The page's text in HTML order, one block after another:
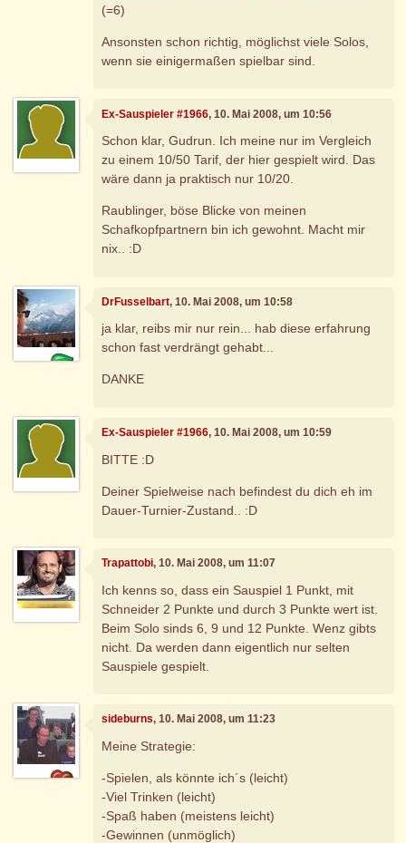
(=6)
Ansonsten schon richtig, möglichst viele Solos,
wenn sie einigermaßen spielbar sind.
Ex-Sauspieler #1966, 10. Mai 2008, um 10:56
Schon klar, Gudrun. Ich meine nur im Vergleich
zu einem 10/50 Tarif, der hier gespielt wird. Das
wäre dann ja praktisch nur 10/20.
Raublinger, böse Blicke von meinen
Schafkopfpartnern bin ich gewohnt. Macht mir
nix.. :D
DrFusselbart, 10. Mai 2008, um 10:58
ja klar, reibs mir nur rein... hab diese erfahrung
schon fast verdrängt gehabt...
DANKE
Ex-Sauspieler #1966, 10. Mai 2008, um 10:59
BITTE :D
Deiner Spielweise nach befindest du dich eh im
Dauer-Turnier-Zustand.. :D
Trapattobi, 10. Mai 2008, um 11:07
Ich kenns so, dass ein Sauspiel 1 Punkt, mit
Schneider 2 Punkte und durch 3 Punkte wert ist.
Beim Solo sinds 6, 9 und 12 Punkte. Wenz gibts
nicht. Da werden dann eigentlich nur selten
Sauspiele gespielt.
sideburns, 10. Mai 2008, um 11:23
Meine Strategie:
-Spielen, als könnte ich´s (leicht)
-Viel Trinken (leicht)
-Spaß haben (meistens leicht)
-Gewinnen (unmöglich)